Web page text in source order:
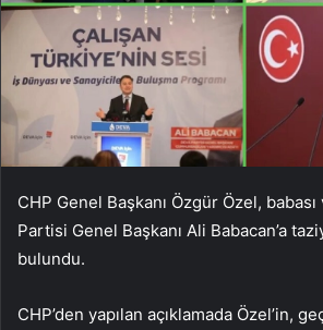
CHP Genel Başkanı Özgür Özel,
Partisi Genel Başkanı Ali Babacan’a
bulundu.
CHP’den yapılan açıklamada Özel’in,